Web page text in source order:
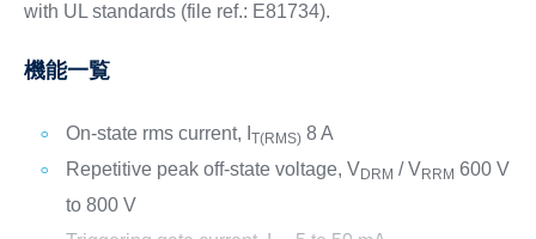
with UL standards (file ref.: E81734).
機能一覧
On-state rms current, I T(RMS)8 A
Repetitive peak off-state voltage, VDRM / VRRM 600 V
to 800 V